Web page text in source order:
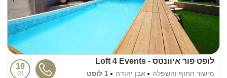
לופט פור איוונטס - Loft 4 Events
מישור החוף והשפלה אבן יהודה 1 לופט
10
3